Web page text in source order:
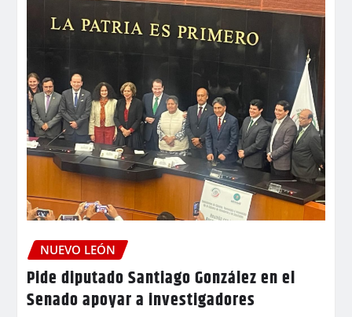
NUEVO LEÓN
Pide diputado Santiago González en el
Senado apoyar a investigadores